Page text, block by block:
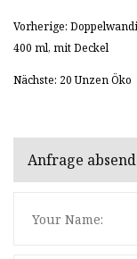
Vorherige:
400 ml, mit Deckel
Nächste: 20 Unzen Öko
Anfrage